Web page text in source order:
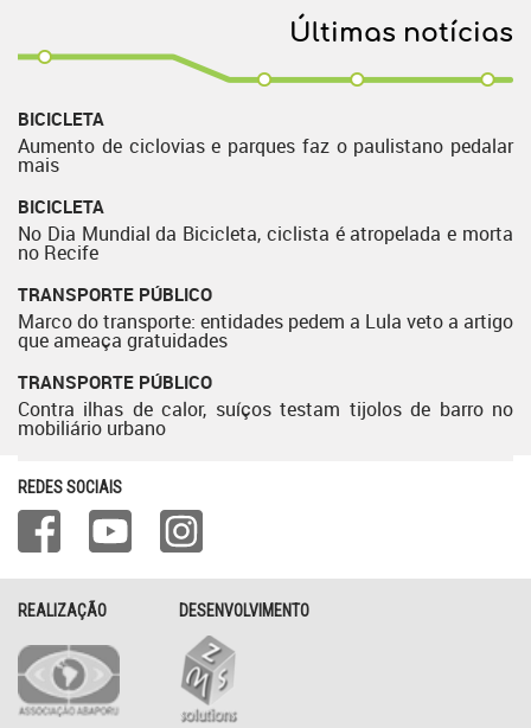
Últimas notícias
BICICLETA
Aumento de ciclovias e parques faz o paulistano pedalar
mais
BICICLETA
No Dia Mundial da Bicicleta, ciclista é atropelada e morta
no Recife
TRANSPORTE PÚBLICO
Marco do transporte: entidades pedem a Lula veto a artigo
que ameaça gratuidades
TRANSPORTE PÚBLICO
Contra ilhas de calor, suíços testam tijolos de barro no
mobiliário urbano
REDES SOCIAIS
REALIZAÇÃO DESENVOLVIMENTO